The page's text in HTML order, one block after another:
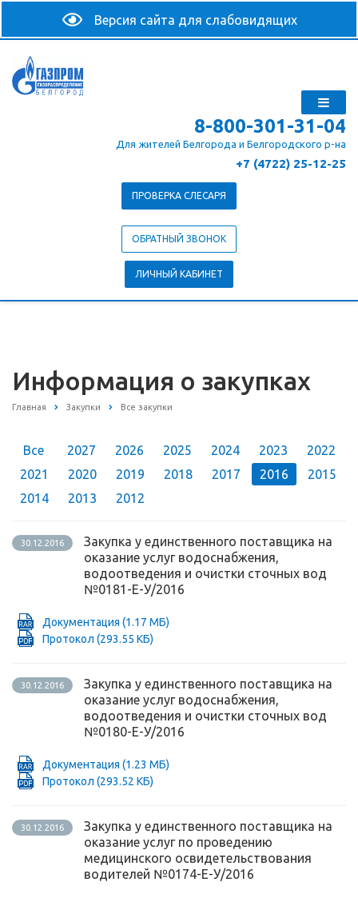
8-800-301-31-04
Для жителей Белгорода и Белгородского р-на
+7 (4722) 25-12-25
ПРОВЕРКА СЛЕСАРЯ
ОБРАТНЫЙ ЗВОНОК
ЛИЧНЫЙ КАБИНЕТ
Информация о закупках
Главная Закупки Все закупки
Все 2027 2026 2025 2024 2023
2022
2021
2020 2019 2018 2017 2016
2015
2014
2013 2012
30.12.2016
Закупка у единственного поставщика на
оказание услуг водоснабжения,
водоотведения и очистки сточных вод
№0181-Е-У/2016
Документация (1.17 МБ)
Протокол (293.55 КБ)
30.12.2016
Закупка у единственного поставщика на
оказание услуг водоснабжения,
водоотведения и очистки сточных вод
№0180-Е-У/2016
Документация (1.23 МБ)
Протокол (293.52 КБ)
30.12.2016
Закупка у единственного поставщика на
оказание услуг по проведению
медицинского освидетельствования
водителей №0174-Е-У/2016